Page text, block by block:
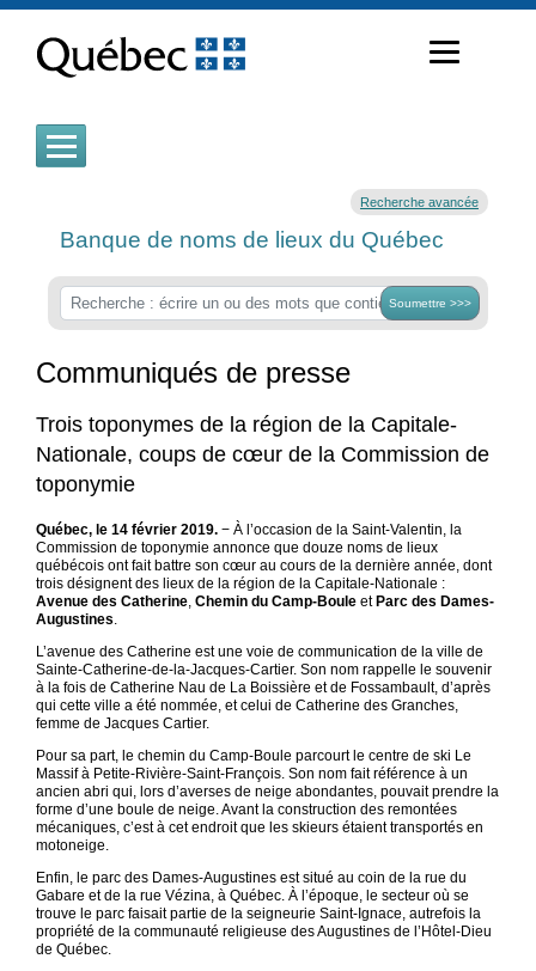
contenu
Recherche avancée
Banque de noms de lieux du Québec
Soumettre >>>
Communiqués de presse
Trois toponymes de la région de la Capitale-
Nationale, coups de cœur de la Commission de
toponymie
Québec, le 14 février 2019. − À l’occasion de la Saint-Valentin, la
Commission de toponymie annonce que douze noms de lieux
québécois ont fait battre son cœur au cours de la dernière année, dont
trois désignent des lieux de la région de la Capitale-Nationale :
Avenue des Catherine, Chemin du Camp-Boule etParc des Dames-
Augustines.
L’avenue des Catherine est une voie de communication de la ville de
Sainte-Catherine-de-la-Jacques-Cartier. Son nom rappelle le souvenir
à la fois de Catherine Nau de La Boissière et de Fossambault, d’après
qui cette ville a été nommée, et celui de Catherine des Granches,
femme de Jacques Cartier.
Pour sa part, le chemin du Camp-Boule parcourt le centre de ski Le
Massif à Petite-Rivière-Saint-François. Son nom fait référence à un
ancien abri qui, lors d’averses de neige abondantes, pouvait prendre la
forme d’une boule de neige. Avant la construction des remontées
mécaniques, c’est à cet endroit que les skieurs étaient transportés en
motoneige.
Enfin, le parc des Dames-Augustines est situé au coin de la rue du
Gabare et de la rue Vézina, à Québec. À l’époque, le secteur où se
trouve le parc faisait partie de la seigneurie Saint-Ignace, autrefois la
propriété de la communauté religieuse des Augustines de l’Hôtel-Dieu
de Québec.